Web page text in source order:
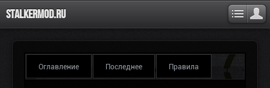
Stalkermod.ru
Оглавление Последнее Правила